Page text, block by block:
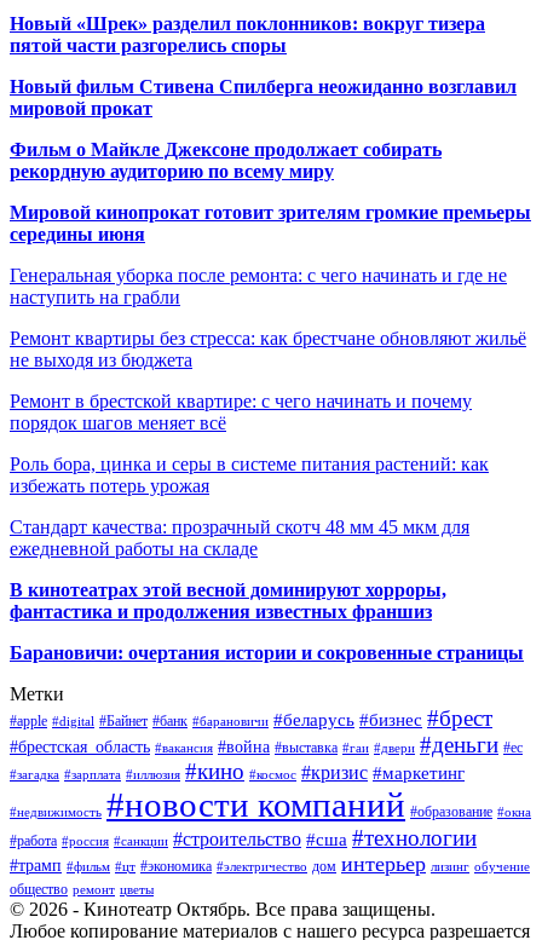
Новый «Шрек» разделил поклонников: вокруг тизера
пятой части разгорелись споры
Новый фильм Стивена Спилберга неожиданно возглавил
мировой прокат
Фильм о Майкле Джексоне продолжает собирать
рекордную аудиторию по всему миру
Мировой кинопрокат готовит зрителям громкие премьеры
середины июня
Генеральная уборка после ремонта: с чего начинать и где не
наступить на грабли
Ремонт квартиры без стресса: как брестчане обновляют жильё
не выходя из бюджета
Ремонт в брестской квартире: с чего начинать и почему
порядок шагов меняет всё
Роль бора, цинка и серы в системе питания растений: как
избежать потерь урожая
Стандарт качества: прозрачный скотч 48 мм 45 мкм для
ежедневной работы на складе
В кинотеатрах этой весной доминируют хорроры,
фантастика и продолжения известных франшиз
Барановичи: очертания истории и сокровенные страницы
Метки
#apple #digital #Байнет #банк #барановичи #беларусь #бизнес #брест
#брестская_область #вакансия #война #выставка #гаи #двери #деньги #ес
#загадка #зарплата #иллюзия #кино #космос #кризис #маркетинг
#недвижимость #новости компаний #образование #окна
#работа #россия #санкции #строительство #сша #технологии
#трамп #фильм #цт #экономика #электричество дом интерьер лизинг обучение
общество ремонт цветы
© 2026 - Кинотеатр Октябрь. Все права защищены.
Любое копирование материалов с нашего ресурса разрешается